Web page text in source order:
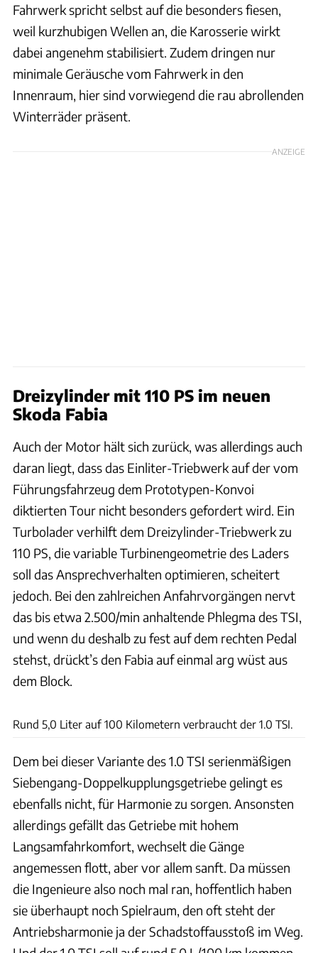
Fahrwerk spricht selbst auf die besonders fiesen,
weil kurzhubigen Wellen an, die Karosserie wirkt
dabei angenehm stabilisiert. Zudem dringen nur
minimale Geräusche vom Fahrwerk in den
Innenraum, hier sind vorwiegend die rau abrollenden
Winterräder präsent.
ANZEIGE
Dreizylinder mit 110 PS im neuen
Skoda Fabia
Auch der Motor hält sich zurück, was allerdings auch
daran liegt, dass das Einliter-Triebwerk auf der vom
Führungsfahrzeug dem Prototypen-Konvoi
diktierten Tour nicht besonders gefordert wird. Ein
Turbolader verhilft dem Dreizylinder-Triebwerk zu
110 PS, die variable Turbinengeometrie des Laders
soll das Ansprechverhalten optimieren, scheitert
jedoch. Bei den zahlreichen Anfahrvorgängen nervt
das bis etwa 2.500/min anhaltende Phlegma des TSI,
und wenn du deshalb zu fest auf dem rechten Pedal
stehst, drückt’s den Fabia auf einmal arg wüst aus
dem Block.
Rund 5,0 Liter auf 100 Kilometern verbraucht der 1.0 TSI.
Dem bei dieser Variante des 1.0 TSI serienmäßigen
Siebengang-Doppelkupplungsgetriebe gelingt es
ebenfalls nicht, für Harmonie zu sorgen. Ansonsten
allerdings gefällt das Getriebe mit hohem
Langsamfahrkomfort, wechselt die Gänge
angemessen flott, aber vor allem sanft. Da müssen
die Ingenieure also noch mal ran, hoffentlich haben
sie überhaupt noch Spielraum, den oft steht der
Antriebsharmonie ja der Schadstoffausstoß im Weg.